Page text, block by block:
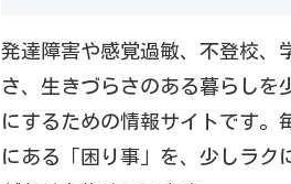
発達障害や感覚過敏、不登校、
さ、生きづらさのある暮らしを
にするための情報サイトです。
にある「困り事」を、少しラク